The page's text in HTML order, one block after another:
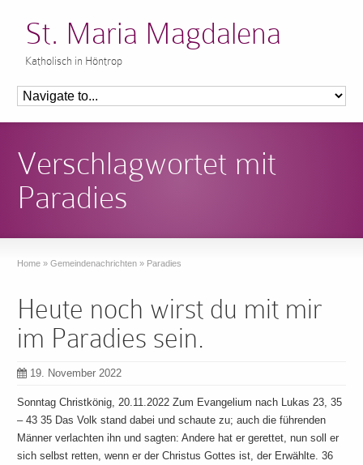
St. Maria Magdalena
Katholisch in Höntrop
Verschlagwortet mit
Paradies
Home » Gemeindenachrichten » Paradies
Heute noch wirst du mit mir
im Paradies sein.
19. November 2022
Sonntag Christkönig, 20.11.2022 Zum Evangelium nach Lukas 23, 35
– 43 35 Das Volk stand dabei und schaute zu; auch die führenden
Männer verlachten ihn und sagten: Andere hat er gerettet, nun soll er
sich selbst retten, wenn er der Christus Gottes ist, der Erwählte. 36